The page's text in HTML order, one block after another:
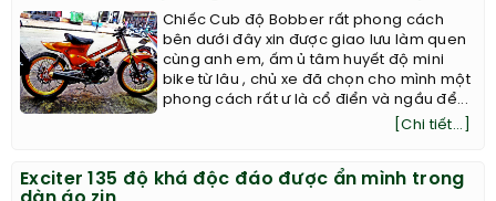
Chiếc Cub độ Bobber rất phong cách
bên dưới đây xin được giao lưu làm quen
cùng anh em, ấm ủ tâm huyết độ mini
bike từ lâu , chủ xe đã chọn cho mình một
phong cách rất ư là cổ điển và ngầu để...
[Chi tiết...]
Exciter 135 độ khá độc đáo được ẩn mình trong